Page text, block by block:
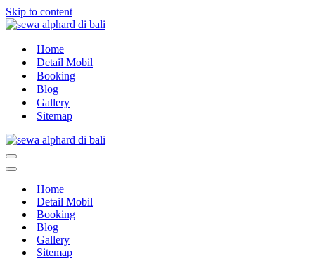
Skip to content
Home
Detail Mobil
Booking
Blog
Gallery
Sitemap
Navigation
Menu
Navigation
Home
Detail Mobil
Booking
Blog
Gallery
Sitemap